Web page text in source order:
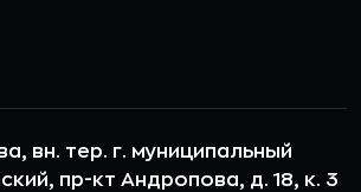
вн. тер. г. муниципальный
пр-кт Андропова, д. 18, к. 3